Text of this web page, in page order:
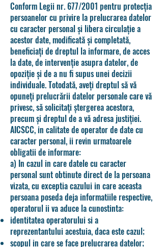
Conform Legii nr. 677/2001 pentru protecţia
persoanelor cu privire la prelucrarea datelor
cu caracter personal şi libera circulaţie a
acestor date, modificată şi completată,
beneficiaţi de dreptul la informare, de acces
la date, de intervenţie asupra datelor, de
opoziţie şi de a nu fi supus unei decizii
individuale. Totodată, aveţi dreptul să vă
opuneţi prelucrării datelor personale care vă
privesc, să solicitaţi ştergerea acestora,
precum și dreptul de a vă adresa justiției.
AICSCC, in calitate de operator de date cu
caracter personal, ii revin urmatoarele
obligatii de informare:
a) In cazul in care datele cu caracter
personal sunt obtinute direct de la persoana
vizata, cu exceptia cazului in care aceasta
persoana poseda deja informatiile respective,
operatorul ii va aduce la cunostinta:
identitatea operatorului si a
reprezentantului acestuia, daca este cazul;
scopul in care se face prelucrarea datelor;